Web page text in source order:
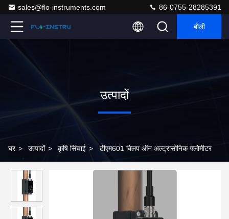
sales@flo-instruments.com 86-0755-28285391
बोली
उत्पादों
घर > उत्पादों > कृषि सिंचाई > टीएम601 क्लिप ऑन अल्ट्रासोनिक फ्लोमीटर